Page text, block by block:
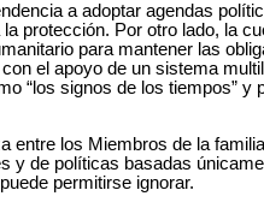
a adoptar agendas
protección. Por otro lado, la
para mantener las
el apoyo de un sistema
“los signos de los tiempos”
entre los Miembros de la
y de políticas basadas
permitirse ignorar.